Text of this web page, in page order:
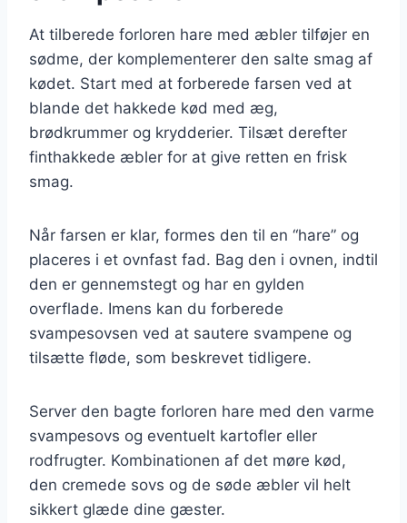
At tilberede forloren hare med æbler tilføjer en
sødme, der komplementerer den salte smag af
kødet. Start med at forberede farsen ved at
blande det hakkede kød med æg,
brødkrummer og krydderier. Tilsæt derefter
finthakkede æbler for at give retten en frisk
smag.
Når farsen er klar, formes den til en “hare” og
placeres i et ovnfast fad. Bag den i ovnen, indtil
den er gennemstegt og har en gylden
overflade. Imens kan du forberede
svampesovsen ved at sautere svampene og
tilsætte fløde, som beskrevet tidligere.
Server den bagte forloren hare med den varme
svampesovs og eventuelt kartofler eller
rodfrugter. Kombinationen af det møre kød,
den cremede sovs og de søde æbler vil helt
sikkert glæde dine gæster.